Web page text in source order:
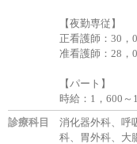
【夜勤専従】
正看護師：30，
准看護師：28
【パート】
時給：1，600～
診療科目
消化器外科、呼
科、胃外科、大